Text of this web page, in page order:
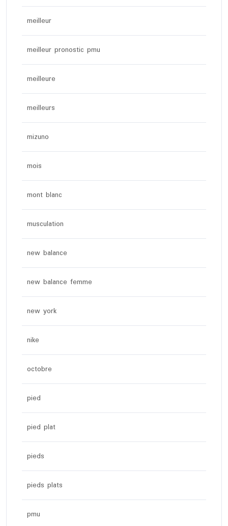
meilleur
meilleur pronostic pmu
meilleure
meilleurs
mizuno
mois
mont blanc
musculation
new balance
new balance femme
new york
nike
octobre
pied
pied plat
pieds
pieds plats
pmu